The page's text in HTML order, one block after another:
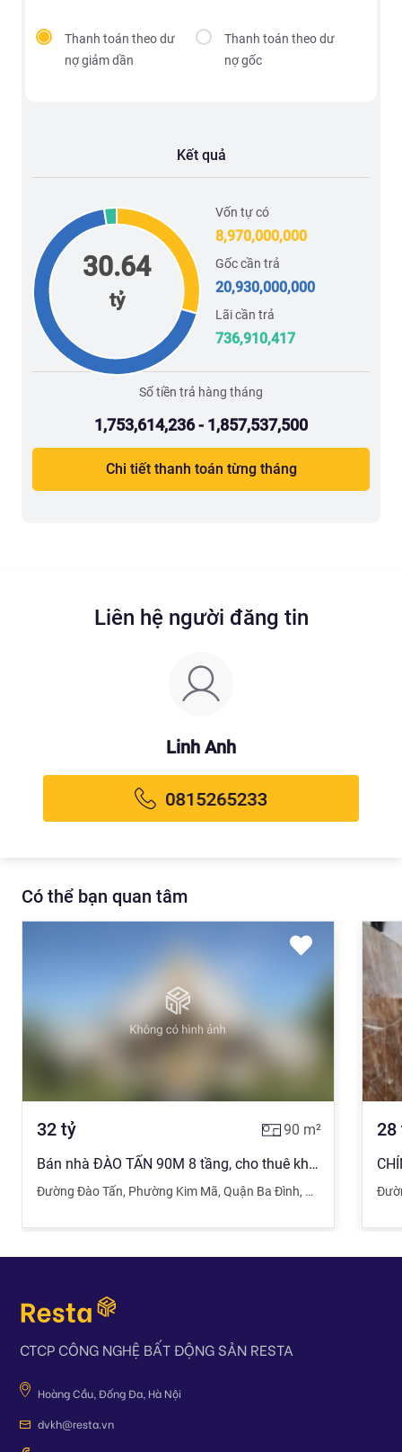
Thanh toán theo dư
nợ giảm dần
Thanh toán theo dư
nợ gốc
Kết quả
30.64
tỷ
Vốn tự có
8,970,000,000
Gốc cần trả
20,930,000,000
Lãi cần trả
736,910,417
Số tiền trả hàng tháng
1,753,614,236 - 1,857,537,500
Chi tiết thanh toán từng tháng
Liên hệ người đăng tin
Linh Anh
Có thể bạn quan tâm
32 tỷ 90 m²
Bán nhà ĐÀO TẤN 90M 8 tầng, cho thuê khủng oto tránh kinh doanh đỉnh chỉ 32 tỷ.
Đường Đào Tấn, Phường Kim Mã, Quận Ba Đình, Hà Nội
28
CTCP CÔNG NGHỆ BẤT ĐỘNG SẢN RESTA
Hoàng Cầu, Đống Đa, Hà Nội
dvkh@resta.vn